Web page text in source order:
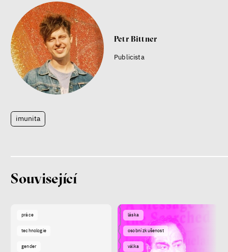
Petr Bittner
Publicista
imunita
Související
práce
technologie
gender
láska
osobní zkušenost
válka